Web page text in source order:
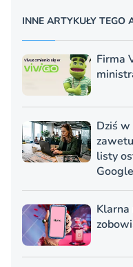
INNE ARTYKUŁY TEGO
Firma
Dziś w
listy
Klarna